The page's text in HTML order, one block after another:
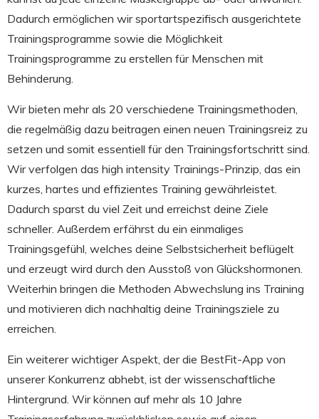
Dadurch ermöglichen wir sportartspezifisch ausgerichtete
Trainingsprogramme sowie die Möglichkeit
Trainingsprogramme zu erstellen für Menschen mit
Behinderung.
Wir bieten mehr als 20 verschiedene Trainingsmethoden,
die regelmäßig dazu beitragen einen neuen Trainingsreiz zu
setzen und somit essentiell für den Trainingsfortschritt sind.
Wir verfolgen das high intensity Trainings-Prinzip, das ein
kurzes, hartes und effizientes Training gewährleistet.
Dadurch sparst du viel Zeit und erreichst deine Ziele
schneller. Außerdem erfährst du ein einmaliges
Trainingsgefühl, welches deine Selbstsicherheit beflügelt
und erzeugt wird durch den Ausstoß von Glückshormonen.
Weiterhin bringen die Methoden Abwechslung ins Training
und motivieren dich nachhaltig deine Trainingsziele zu
erreichen.
Ein weiterer wichtiger Aspekt, der die BestFit-App von
unserer Konkurrenz abhebt, ist der wissenschaftliche
Hintergrund. Wir können auf mehr als 10 Jahre